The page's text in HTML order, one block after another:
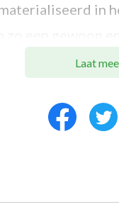
in
zo een gewoon
normale
leiden en
goddelijkheid
en Gods
Laat